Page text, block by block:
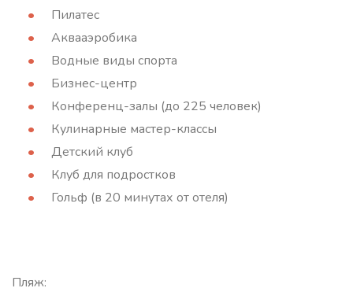
Пилатес
Аквааэробика
Водные виды спорта
Бизнес-центр
Конференц-залы (до 225 человек)
Кулинарные мастер-классы
Детский клуб
Клуб для подростков
Гольф (в 20 минутах от отеля)
Пляж: